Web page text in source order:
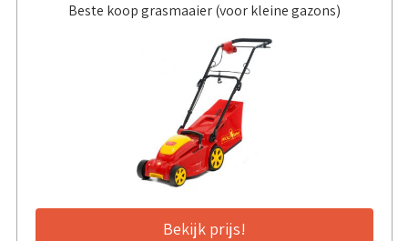
Beste koop grasmaaier (voor kleine gazons)
Bekijk prijs!